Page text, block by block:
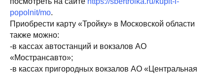
popolnit/mo.
Приобрести карту «Тройку» в Московской области
также можно:
-в кассах автостанций и вокзалов АО
«Мострансавто»;
-в кассах пригородных вокзалов АО «Центральная